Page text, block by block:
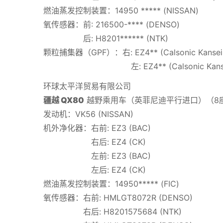
燃油蒸发控制装置：14950 ***** (NISSAN)
氧传感器：前: 216500-**** (DENSO)
后: H8201****** (NTK)
颗粒捕集器（GPF）：右: EZ4** (Calsonic
左: EZ4** (Calsonic
环球太平洋贸易有限公司
疆越 QX80 越野乘用车（英菲尼迪平行进口）（8
发动机：VK56 (NISSAN)
机外净化器：右前: EZ3 (BAC)
右后: EZ4 (CK)
左前: EZ3 (BAC)
左后: EZ4 (CK)
燃油蒸发控制装置：14950***** (FIC)
氧传感器：右前: HMLGT8072R (DENSO)
右后: H8201575684 (NTK)